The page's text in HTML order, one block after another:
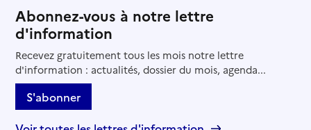
Abonnez-vous à notre lettre
d'information
Recevez gratuitement tous les mois notre lettre
d'information : actualités, dossier du mois, agenda...
S'abonner